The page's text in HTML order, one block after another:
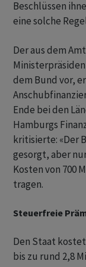
Beschlüssen
eine solche
Der aus dem
dem Bund vor,
Ende bei den
Hamburgs
kritisierte: «Der
gesorgt, aber
Kosten von 700
tragen.
Steuerfreie
Den Staat
bis zu rund 2,8